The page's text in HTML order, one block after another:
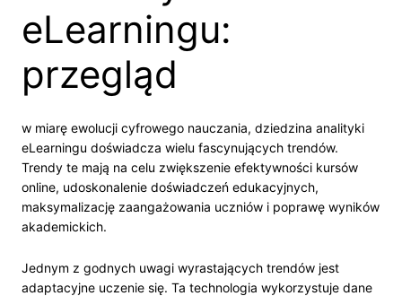
eLearningu:
przegląd
w miarę ewolucji cyfrowego nauczania, dziedzina analityki
eLearningu doświadcza wielu fascynujących trendów.
Trendy te mają na celu zwiększenie efektywności kursów
online, udoskonalenie doświadczeń edukacyjnych,
maksymalizację zaangażowania uczniów i poprawę wyników
akademickich.
Jednym z godnych uwagi wyrastających trendów jest
adaptacyjne uczenie się. Ta technologia wykorzystuje dane